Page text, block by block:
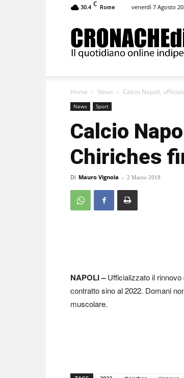
30.4 C Rome venerdì 7 Agosto
Home News Calcio Napoli,
News Sport
Calcio
Chiriches
Di Mauro Vignola - 2 Marzo 2018
NAPOLI –Ufficializzato il rinnovo
contratto sino al 2022. Domani
muscolare.